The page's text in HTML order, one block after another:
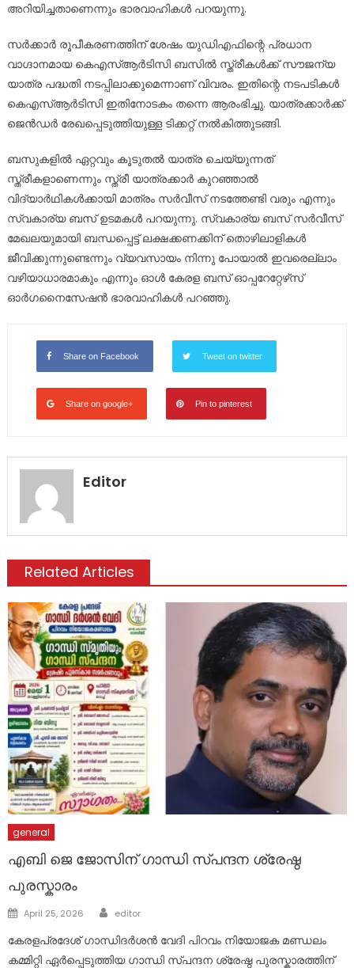
അറിയിച്ചതാണെന്നും ഭാരവാഹികള്‍ പറയുന്നു.
സര്‍ക്കാര്‍ രൂപീകരണത്തിന് ശേഷം യുഡിഎഫിന്റെ പ്രധാന
വാഗ്ദാനമായ കെഎസ്ആര്‍ടിസി ബസില്‍ സ്ത്രീകള്‍ക്ക് സൗജന്യ
യാത്ര പദ്ധതി നടപ്പിലാക്കുമെന്നാണ് വിവരം. ഇതിന്റെ നടപടികള്‍
കെഎസ്ആര്‍ടിസി ഇതിനോടകം തന്നെ ആരംഭിച്ചു. യാത്രക്കാര്‍ക്ക്
ജെന്‍ഡര്‍ രേഖപ്പെടുത്തിയുള്ള ടിക്കറ്റ് നല്‍കിത്തുടങ്ങി.
ബസുകളില്‍ ഏറ്റവും കൂടുതല്‍ യാത്ര ചെയ്യുന്നത്
സ്ത്രീകളാണെന്നും സ്ത്രീ യാത്രക്കാര്‍ കുറഞ്ഞാല്‍
വിദ്യാര്‍ഥികള്‍ക്കായി മാത്രം സര്‍വീസ് നടത്തേണ്ടി വരും എന്നും
സ്വകാര്യ ബസ് ഉടമകള്‍ പറയുന്നു. സ്വകാര്യ ബസ് സര്‍വീസ്
മേഖലയുമായി ബന്ധപ്പെട്ട് ലക്ഷക്കണക്കിന് തൊഴിലാളികള്‍
ജീവിക്കുന്നുണ്ടെന്നും വ്യവസായം നിന്നു പോയാല്‍ ഇവരെല്ലാം
വഴിയാധാരമാകും എന്നും ഓള്‍ കേരള ബസ് ഓപ്പറേറ്റേഴ്‌സ്
ഓര്‍ഗനൈസേഷന്‍ ഭാരവാഹികള്‍ പറഞ്ഞു.
Share on Facebook Tweet on twitter
Share on google+ Pin to pinterest
Editor
Related Articles
general
എബി ജെ ജോസിന് ഗാന്ധി സ്പന്ദന ശ്രേഷ്ഠ
പുരസ്കാരം
Posted
April 25, 2026 Author
editor
കേരളപ്രദേശ് ഗാന്ധിദർശൻ വേദി പിറവം നിയോജക മണ്ഡലം
കമ്മിറ്റി ഏർപ്പെടുത്തിയ ഗാന്ധി സ്പന്ദന ശ്രേഷ്ഠ പുരസ്കാരത്തിന്